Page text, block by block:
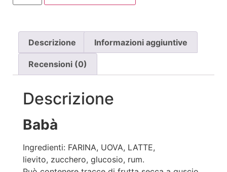
Descrizione Informazioni aggiuntive
Recensioni (0)
Descrizione
Babà
Ingredienti: FARINA, UOVA, LATTE,
lievito, zucchero, glucosio, rum.